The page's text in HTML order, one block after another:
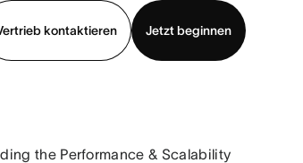
kontaktieren
Jetzt beginnen
the Performance & Scalability